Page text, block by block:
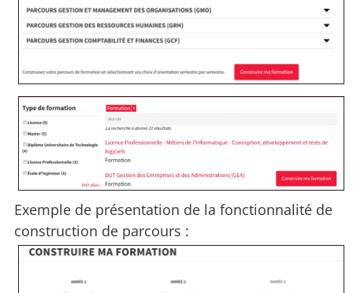
Exemple de présentation de la fonctionnalité de
construction de parcours :